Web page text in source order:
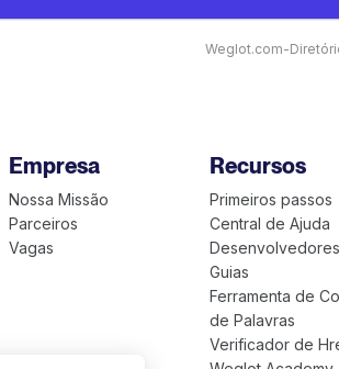
Weglot.com-
Empresa
Nossa Missão
Parceiros
Vagas
Recursos
Primeiros passos
Central de Ajuda
Desenvolvedores
Guias
Ferramenta de
de Palavras
Verificador de